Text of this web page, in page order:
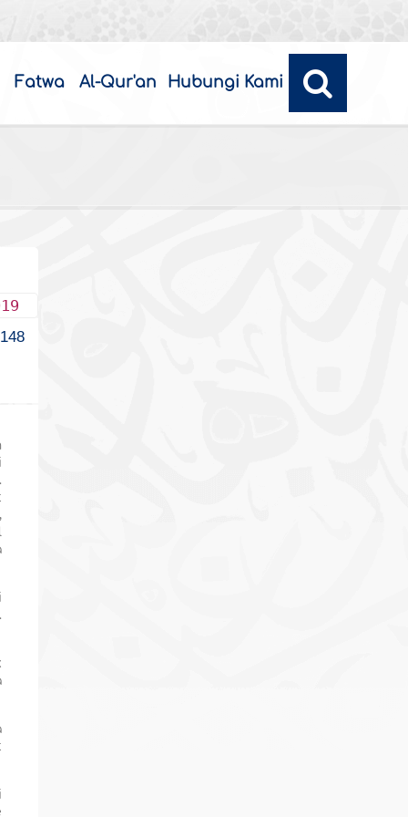
Fatwa Al-Qur'an Hubungi Kami
148